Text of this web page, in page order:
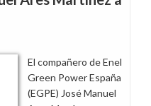
El compañero de Enel
Green Power España
(EGPE) José Manuel